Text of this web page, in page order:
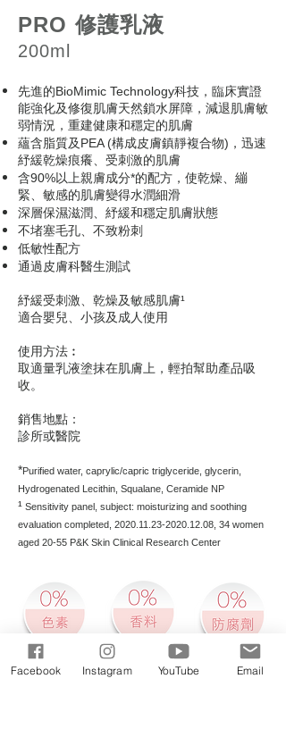
PRO 修護乳液
200ml
先進的BioMimic Technology科技，臨床實證
能強化及修復肌膚天然鎖水屏障，減退肌膚敏
弱情況，重建健康和穩定的肌膚
蘊含脂質及PEA (構成皮膚鎮靜複合物) ，迅速
紓緩乾燥痕癢、受刺激的肌膚
含90%以上親膚成分*的配方，使乾燥、繃
緊、敏感的肌膚變得水潤細滑
深層保濕滋潤、紓緩和穩定肌膚狀態
不堵塞毛孔、不致粉刺
低敏性配方
通過皮膚科醫生測試
紓緩受刺激、乾燥及敏感肌膚¹
適合嬰兒、小孩及成人使用
使用方法︰
取適量乳液塗抹在肌膚上，輕拍幫助產品吸
收。
銷售地點：
診所或醫院
*Purified water, caprylic/capric triglyceride, glycerin,
Hydrogenated Lecithin, Squalane, Ceramide NP
¹ Sensitivity panel, subject: moisturizing and soothing
evaluation completed, 2020.11.23-2020.12.08 , 34 women
aged 20-55 P&K Skin Clinical Research Center
Facebook Instagram YouTube Email